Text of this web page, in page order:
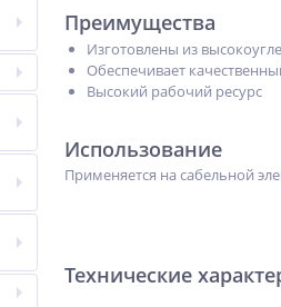
Преимущества
Изготовлены из
Обеспечивает
Высокий рабочий ресурс
Использование
Применяется на сабельной
Технические